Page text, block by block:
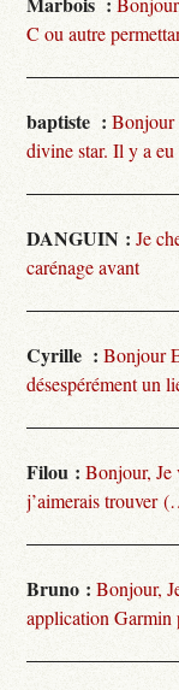
C ou autre
baptiste : Bonjour
divine star. Il y a
DANGUIN : Je
carénage avant
Cyrille : Bonjour
désespérément un
Filou : Bonjour, Je
j’aimerais trouver
Bruno : Bonjour,
application